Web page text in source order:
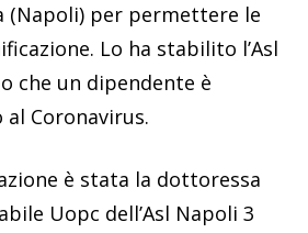
(Napoli) per permettere le
Lo ha stabilito l’Asl
che un dipendente è
Coronavirus.
è stata la dottoressa
Uopc dell’Asl Napoli 3